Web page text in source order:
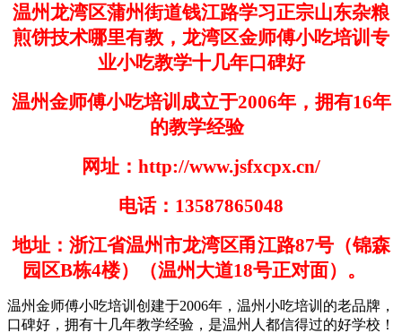
温州龙湾区蒲州街道钱江路学习正宗山东杂粮
煎饼技术哪里有教，龙湾区金师傅小吃培训专
业小吃教学十几年口碑好
温州金师傅小吃培训成立于2006年，拥有16年
的教学经验
网址： http://www.jsfxcpx.cn/
电话： 13587865048
地址：浙江省温州市龙湾区甬江路87号（锦森
园区B栋4楼）（温州大道18号正对面）。
温州金师傅小吃培训创建于2006年，温州小吃培训的老品牌，
口碑好，拥有十几年教学经验，是温州人都信得过的好学校！